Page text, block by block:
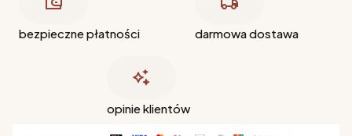
bezpieczne płatności darmowa dostawa
opinie klientów